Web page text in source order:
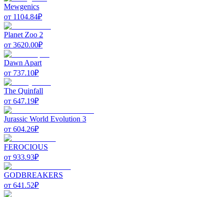
Mewgenics
от 1104.84₽
Planet Zoo 2
от 3620.00₽
Dawn Apart
от 737.10₽
The Quinfall
от 647.19₽
Jurassic World Evolution 3
от 604.26₽
FEROCIOUS
от 933.93₽
GODBREAKERS
от 641.52₽